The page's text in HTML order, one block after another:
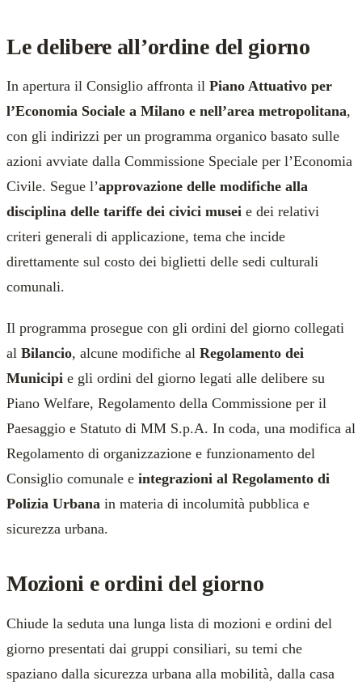
Le delibere all’ordine del giorno
In apertura il Consiglio affronta il Piano Attuativo per
l’Economia Sociale a Milano e nell’area metropolitana,
con gli indirizzi per un programma organico basato sulle
azioni avviate dalla Commissione Speciale per l’Economia
Civile. Segue l’approvazione delle modifiche alla
disciplina delle tariffe dei civici musei e dei relativi
criteri generali di applicazione, tema che incide
direttamente sul costo dei biglietti delle sedi culturali
comunali.
Il programma prosegue con gli ordini del giorno collegati
al Bilancio, alcune modifiche al Regolamento dei
Municipi e gli ordini del giorno legati alle delibere su
Piano Welfare, Regolamento della Commissione per il
Paesaggio e Statuto di MM S.p.A. In coda, una modifica al
Regolamento di organizzazione e funzionamento del
Consiglio comunale e integrazioni al Regolamento di
Polizia Urbana in materia di incolumità pubblica e
sicurezza urbana.
Mozioni e ordini del giorno
Chiude la seduta una lunga lista di mozioni e ordini del
giorno presentati dai gruppi consiliari, su temi che
spaziano dalla sicurezza urbana alla mobilità, dalla casa